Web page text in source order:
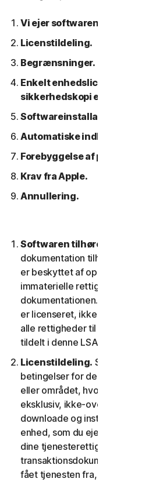
Vi ejer softwaren.
Licenstildeling.
Begrænsninger.
Enkelt enhedslicens; Kun en
sikkerhedskopi er tilladt.
Softwareinstallation.
Automatiske
Forebyggelse af
Krav fra Apple.
Annullering.
Softwaren tilhører os.
dokumentation tilhører os eller
er beskyttet af ophavsretlove.
immaterielle rettigheder i og til
dokumentationen. Al software,
er licenseret, ikke solgt til dig,
alle rettigheder til softwaren,
tildelt i denne LSA.
Licenstildeling. Så længe du
betingelser for denne LSA,
eller området, hvor du fik
eksklusiv, ikke-overførbar
downloade og installere en
enhed, som du ejer eller
dine tjenesterettigheder eller
transaktionsdokumentation fra
fået tjenesten fra, og til at køre